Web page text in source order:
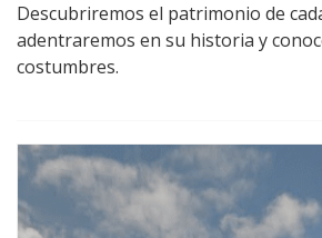
Descubriremos el patrimonio de
adentraremos en su historia y
costumbres.